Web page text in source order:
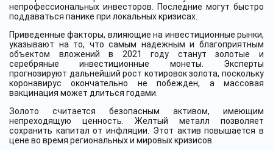
непрофессиональных инвесторов. Последние могут быстро
поддаваться панике при локальных кризисах.
Приведенные факторы, влияющие на инвестиционные рынки,
указывают на то, что самым надежным и благоприятным
объектом вложений в 2021 году станут золотые и
серебряные инвестиционные монеты. Эксперты
прогнозируют дальнейший рост котировок золота, поскольку
коронавирус окончательно не побежден, а массовая
вакцинация может длиться годами.
Золото считается безопасным активом, имеющим
непреходящую ценность. Желтый металл позволяет
сохранить капитал от инфляции. Этот актив повышается в
цене во время региональных и мировых кризисов.